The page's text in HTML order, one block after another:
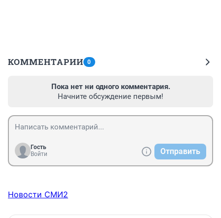
КОММЕНТАРИИ 0
Пока нет ни одного комментария.
Начните обсуждение первым!
Гость
Войти
Отправить
Новости СМИ2